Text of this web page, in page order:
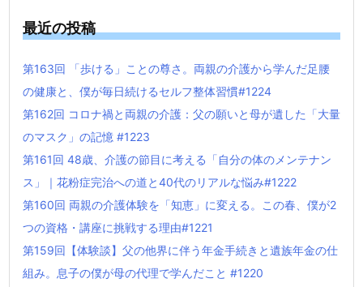
最近の投稿
第163回 「歩ける」ことの尊さ。両親の介護から学んだ足腰
の健康と、僕が毎日続けるセルフ整体習慣#1224
第162回 コロナ禍と両親の介護：父の願いと母が遺した「大量
のマスク」の記憶 #1223
第161回 48歳、介護の節目に考える「自分の体のメンテナン
ス」｜花粉症完治への道と40代のリアルな悩み#1222
第160回 両親の介護体験を「知恵」に変える。この春、僕が2
つの資格・講座に挑戦する理由#1221
第159回【体験談】父の他界に伴う年金手続きと遺族年金の仕
組み。息子の僕が母の代理で学んだこと #1220